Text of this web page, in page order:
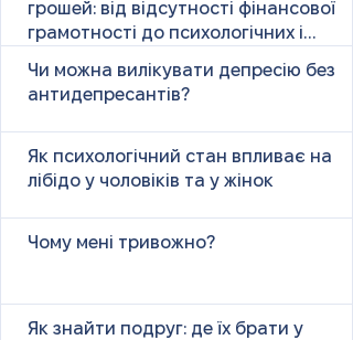
грошей: від відсутності фінансової
грамотності до психологічних і
Чи можна вилікувати депресію без
антидепресантів?
Як психологічний стан впливає на
лібідо у чоловіків та у жінок
Чому мені тривожно?
Як знайти подруг: де їх брати у